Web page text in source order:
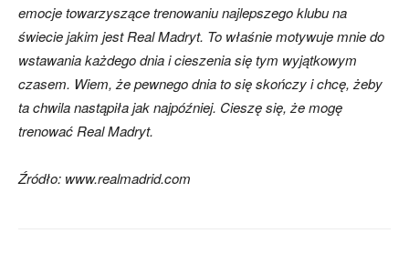
emocje towarzyszące trenowaniu najlepszego klubu na
świecie jakim jest Real Madryt. To właśnie motywuje mnie do
wstawania każdego dnia i cieszenia się tym wyjątkowym
czasem. Wiem, że pewnego dnia to się skończy i chcę, żeby
ta chwila nastąpiła jak najpóźniej. Cieszę się, że mogę
trenować Real Madryt.
Źródło: www.realmadrid.com